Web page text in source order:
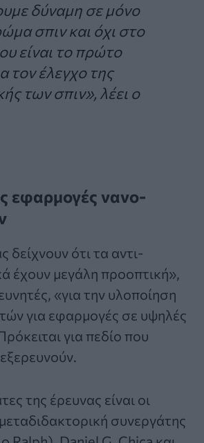
δύναμη σε μόνο
σπιν και όχι στο
είναι το πρώτο
τον έλεγχο της
των σπιν», λέει ο
εφαρμογές νανο-
δείχνουν ότι τα αντι-
έχουν μεγάλη προοπτική»,
«για την υλοποίηση
για εφαρμογές σε υψηλές
για πεδίο που
της έρευνας είναι οι
συνεργάτης